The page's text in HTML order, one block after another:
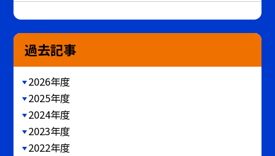
過去記事
2026年度
2025年度
2024年度
2023年度
2022年度